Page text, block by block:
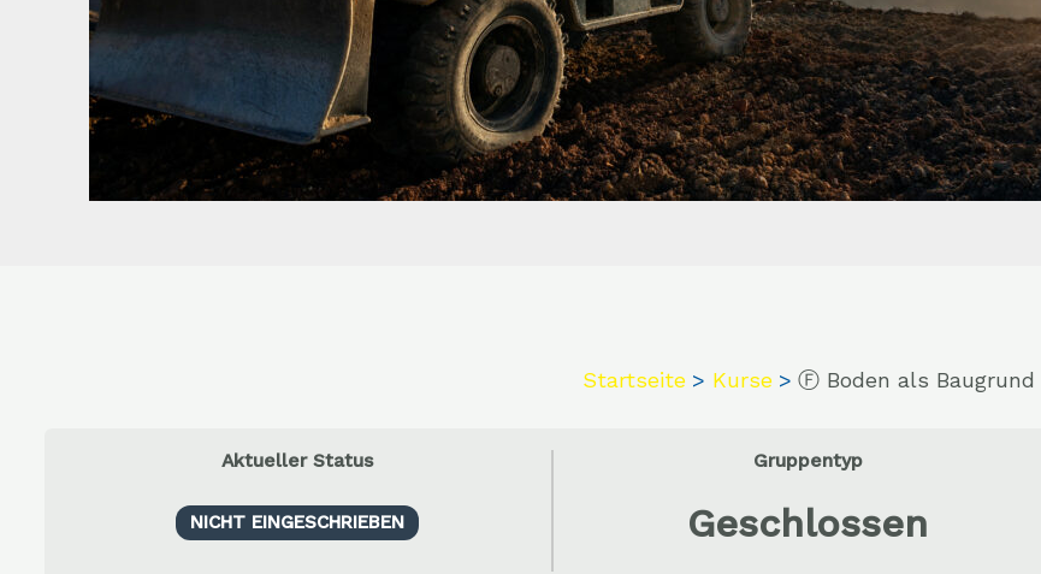
Startseite Kurse Ⓕ Boden als Baugrund
Aktueller Status
NICHT EINGESCHRIEBEN
Gruppentyp
Geschlossen